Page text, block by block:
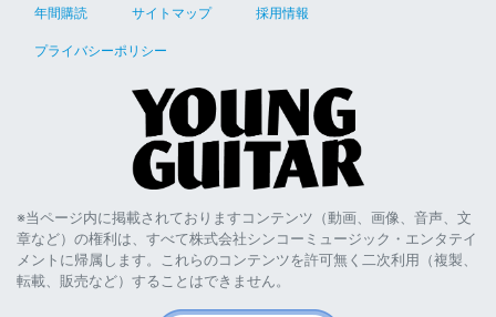
年間購読 サイトマップ 採用情報
プライバシーポリシー
※当ページ内に掲載されておりますコンテンツ（動画、画像、音声、文
章など）の権利は、すべて株式会社シンコーミュージック・エンタテイ
メントに帰属します。これらのコンテンツを許可無く二次利用（複製、
転載、販売など）することはできません。